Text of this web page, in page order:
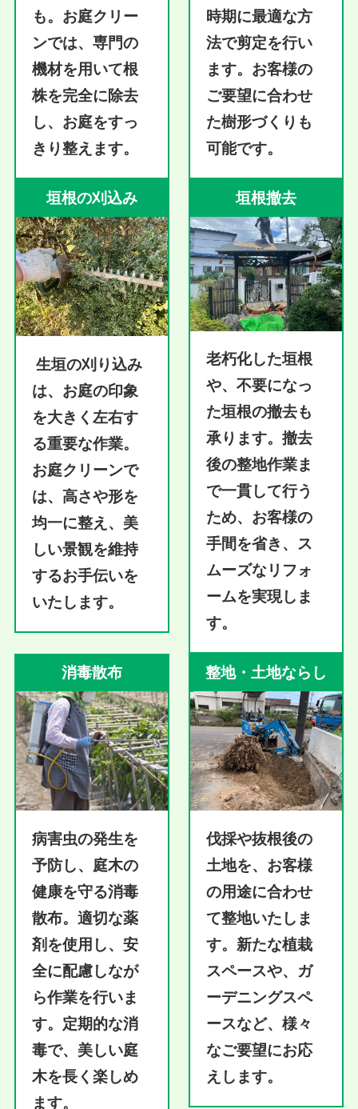
も。お庭クリー
ンでは、専門の
機材を用いて根
株を完全に除去
し、お庭をすっ
きり整えます。
時期に最適な方
法で剪定を行い
ます。お客様の
ご要望に合わせ
た樹形づくりも
可能です。
垣根の刈込み
生垣の刈り込み
は、お庭の印象
を大きく左右す
る重要な作業。
お庭クリーンで
は、高さや形を
均一に整え、美
しい景観を維持
するお手伝いを
いたします。
垣根撤去
老朽化した垣根
や、不要になっ
た垣根の撤去も
承ります。撤去
後の整地作業ま
で一貫して行う
ため、お客様の
手間を省き、ス
ムーズなリフォ
ームを実現しま
す。
消毒散布
病害虫の発生を
予防し、庭木の
健康を守る消毒
散布。適切な薬
剤を使用し、安
全に配慮しなが
ら作業を行いま
す。定期的な消
毒で、美しい庭
木を長く楽しめ
ます。
整地・土地ならし
伐採や抜根後の
土地を、お客様
の用途に合わせ
て整地いたしま
す。新たな植栽
スペースや、ガ
ーデニングスペ
ースなど、様々
なご要望にお応
えします。